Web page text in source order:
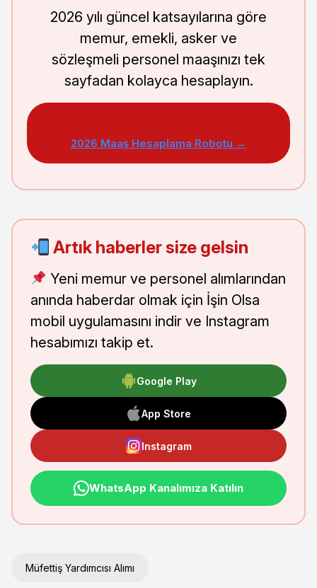
2026 yılı güncel katsayılarına göre
memur, emekli, asker ve
sözleşmeli personel maaşınızı tek
sayfadan kolayca hesaplayın.
2026 Maaş Hesaplama Robotu →
Artık haberler size gelsin
Yeni memur ve personel alımlarından
anında haberdar olmak için İşin Olsa
mobil uygulamasını indir ve Instagram
hesabımızı takip et.
Google Play
App Store
Instagram
WhatsApp Kanalımıza Katılın
Müfettiş Yardımcısı Alımı